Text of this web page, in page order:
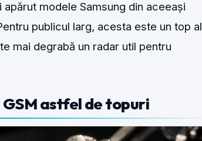
modele Samsung din aceeași
publicul larg, acesta este un top al
mai degrabă un radar util pentru
astfel de topuri